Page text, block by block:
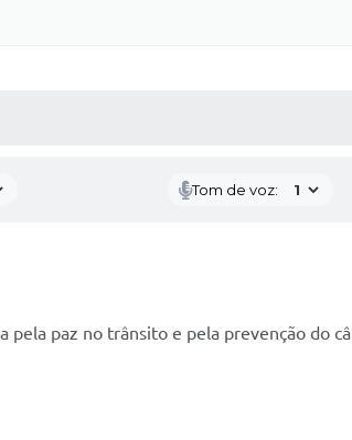
Tom de voz:
paz no trânsito e pela prevenção do